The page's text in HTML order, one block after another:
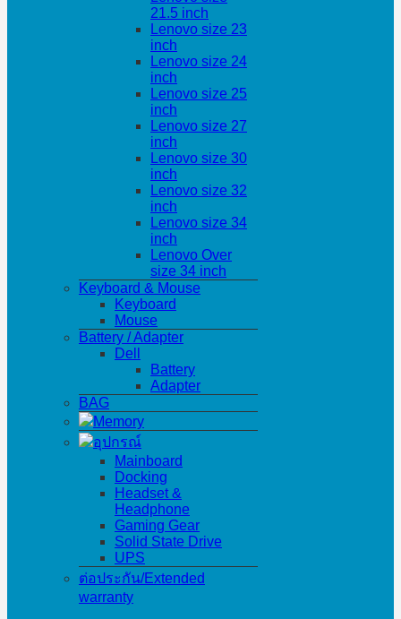
21.5 inch
Lenovo size 23
inch
Lenovo size 24
inch
Lenovo size 25
inch
Lenovo size 27
inch
Lenovo size 30
inch
Lenovo size 32
inch
Lenovo size 34
inch
Lenovo Over
size 34 inch
Keyboard & Mouse
Keyboard
Mouse
Battery / Adapter
Dell
Battery
Adapter
BAG
Memory
อุปกรณ์
Mainboard
Docking
Headset &
Headphone
Gaming Gear
Solid State Drive
UPS
ต่อประกัน/Extended
warranty